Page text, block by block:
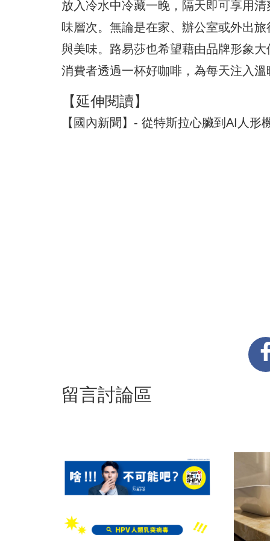
放入冷水中冷藏一晚，隔天即可享用
味層次。無論是在家、辦公室或外出
與美味。路易莎也希望藉由品牌形象
消費者透過一杯好咖啡，為每天注入
【延伸閱讀】
【國內新聞】- 從特斯拉心臟到AI人
留言討論區